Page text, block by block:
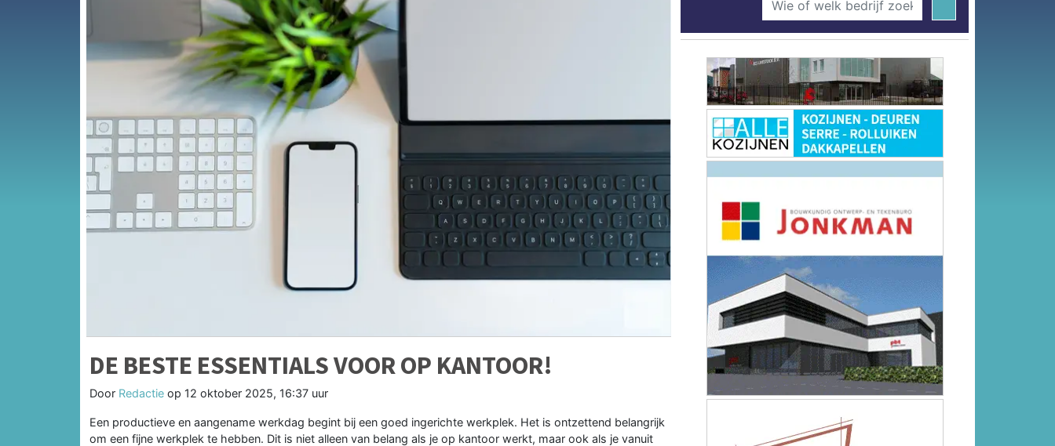
DE BESTE ESSENTIALS VOOR OP KANTOOR!
Door Redactie op 12 oktober 2025, 16:37 uur
Een productieve en aangename werkdag begint bij een goed ingerichte werkplek. Het is ontzettend belangrijk
om een fijne werkplek te hebben. Dit is niet alleen van belang als je op kantoor werkt, maar ook als je vanuit